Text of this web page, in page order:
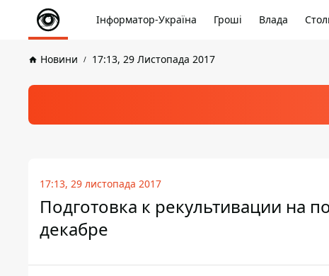
Інформатор-Україна Гроші Влада
Новини 17:13, 29 Листопада 2017
17:13, 29 листопада 2017
Подготовка к рекультивации на
декабре